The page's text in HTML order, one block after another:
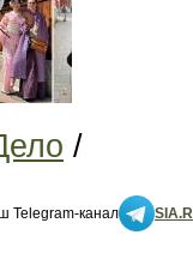
/
Telegram-канал